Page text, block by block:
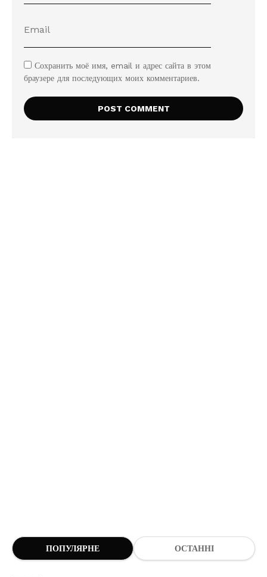
Сохранить моё имя, email и адрес сайта в этом
браузере для последующих моих комментариев.
ПОПУЛЯРНЕ ОСТАННІ